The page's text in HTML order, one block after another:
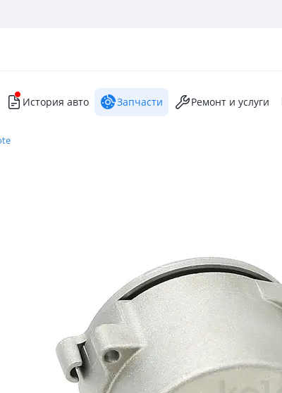
История авто Запчасти Ремонт и услуги